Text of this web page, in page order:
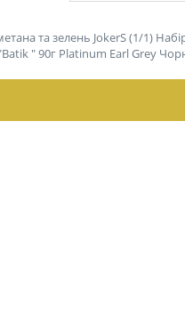
та зелень JokerS (1/1)
" 90г Platinum Earl Grey